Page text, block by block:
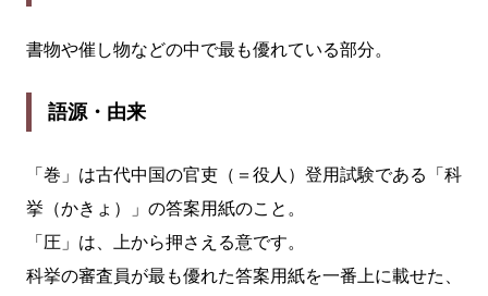
書物や催し物などの中で最も優れている部分。
語源・由来
「巻」は古代中国の官吏（＝役人）登用試験である「科
挙（かきょ）」の答案用紙のこと。
「圧」は、上から押さえる意です。
科挙の審査員が最も優れた答案用紙を一番上に載せた、